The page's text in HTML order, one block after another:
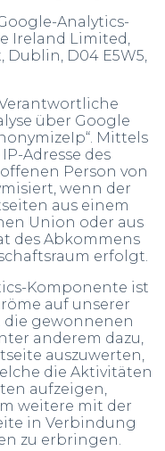
Analytics-
Ireland Limited,
Dublin, D04 E5W5,
über Google
Mittels
Adresse des
Person von
wenn der
aus einem
Union oder aus
des Abkommens
erfolgt.
Komponente ist
auf unserer
die gewonnenen
anderem dazu,
auszuwerten,
die Aktivitäten
aufzeigen,
weitere mit der
in Verbindung
zu erbringen.